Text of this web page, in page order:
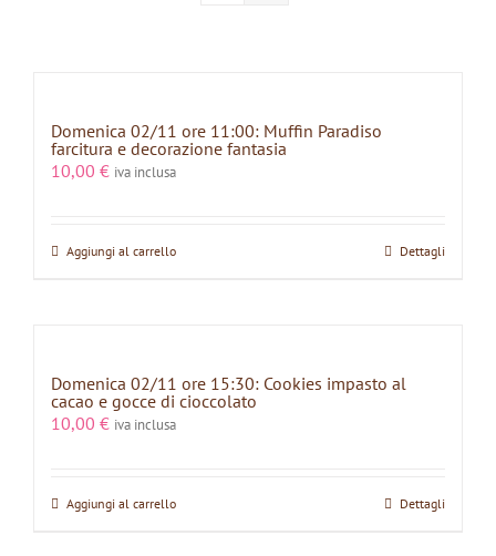
Domenica 02/11 ore 11:00: Muffin Paradiso
farcitura e decorazione fantasia
10,00 € iva inclusa
Aggiungi al carrello Dettagli
Domenica 02/11 ore 15:30: Cookies impasto al
cacao e gocce di cioccolato
10,00 € iva inclusa
Aggiungi al carrello Dettagli